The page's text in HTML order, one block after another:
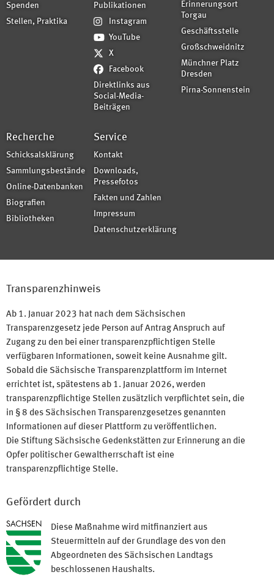
Spenden
Stellen, Praktika
Publikationen
Instagram
YouTube
X
Facebook
Direktlinks aus
Social-Media-
Beiträgen
Erinnerungsort
Torgau
Geschäftsstelle
Großschweidnitz
Münchner Platz
Dresden
Pirna-Sonnenstein
Recherche
Schicksalsklärung
Sammlungsbestände
Online-Datenbanken
Biografien
Bibliotheken
Service
Kontakt
Downloads,
Pressefotos
Fakten und Zahlen
Impressum
Datenschutzerklärung
Transparenzhinweis
Ab 1. Januar 2023 hat nach dem Sächsischen
Transparenzgesetz jede Person auf Antrag Anspruch auf
Zugang zu den bei einer transparenzpflichtigen Stelle
verfügbaren Informationen, soweit keine Ausnahme gilt.
Sobald die Sächsische Transparenzplattform im Internet
errichtet ist, spätestens ab 1. Januar 2026, werden
transparenzpflichtige Stellen zusätzlich verpflichtet sein, die
in § 8 des Sächsischen Transparenzgesetzes genannten
Informationen auf dieser Plattform zu veröffentlichen.
Die Stiftung Sächsische Gedenkstätten zur Erinnerung an die
Opfer politischer Gewaltherrschaft ist eine
transparenzpflichtige Stelle.
Gefördert durch
Diese Maßnahme wird mitfinanziert aus
Steuermitteln auf der Grundlage des von den
Abgeordneten des Sächsischen Landtags
beschlossenen Haushalts.